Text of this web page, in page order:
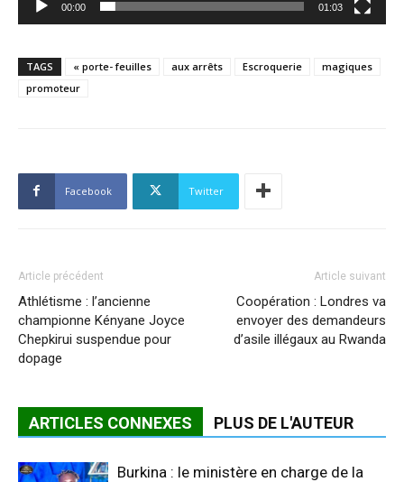
00:00 01:03
TAGS « porte- feuilles aux arrêts Escroquerie
magiques
promoteur
Facebook Twitter
Article précédent
Athlétisme : l’ancienne
championne Kényane Joyce
Chepkirui suspendue pour
dopage
Article suivant
Coopération : Londres va
envoyer des demandeurs
d’asile illégaux au Rwanda
ARTICLES CONNEXES PLUS DE L'AUTEUR
Burkina : le ministère en charge de la